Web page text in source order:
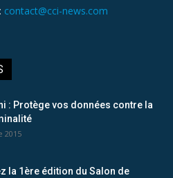
contact@cci-news.com
: Protège vos données contre la
2015
la 1ère édition du Salon de